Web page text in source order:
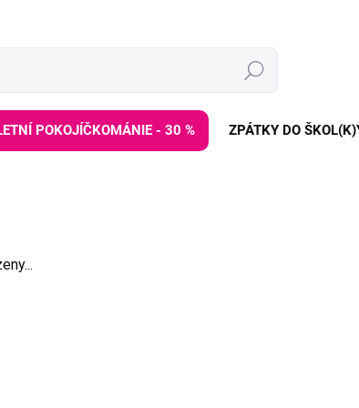
Hledat
POKOJÍČKOMÁNIE - 30 % ZPÁTKY DO